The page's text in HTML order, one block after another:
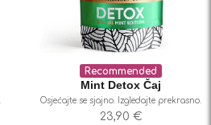
Recommended
Mint Detox Čaj
Osjećajte se sjajno. Izgledajte prekrasno.
23,90 €